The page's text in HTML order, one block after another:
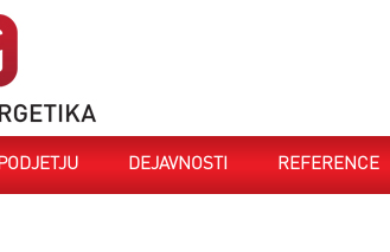
DEJAVNOSTI REFERENCE